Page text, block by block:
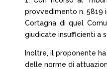
provvedimento n. 5819
Cortagna di quel
giudicate insufficienti a
Inoltre, il proponente
delle norme di